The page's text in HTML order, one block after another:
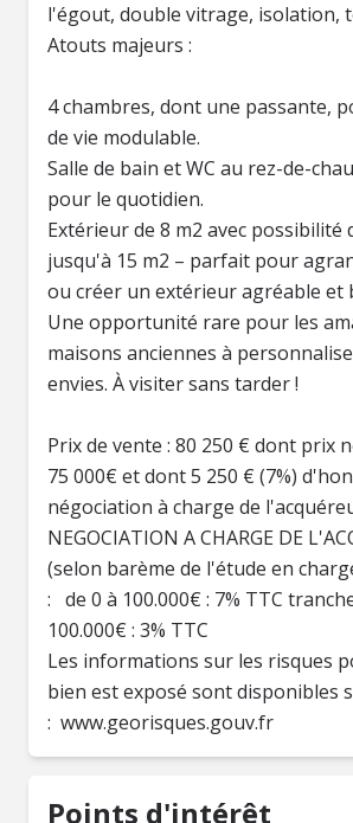
l'égout, double vitrage, isolation,
Atouts majeurs :
4 chambres, dont une passante,
de vie modulable.
Salle de bain et WC au rez-de-
pour le quotidien.
Extérieur de 8 m2 avec possibilité
jusqu'à 15 m2 – parfait pour
ou créer un extérieur agréable et
Une opportunité rare pour les
maisons anciennes à
envies. À visiter sans tarder !
Prix de vente : 80 250 € dont prix
75 000€ et dont 5 250 € (7%)
négociation à charge de
NEGOCIATION A CHARGE DE
(selon barème de l'étude en
: de 0 à 100.000€ : 7% TTC
100.000€ : 3% TTC
Les informations sur les risques
bien est exposé sont disponibles
: www.georisques.gouv.fr
Points d'intérêt